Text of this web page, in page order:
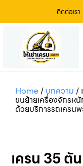
ติดต่อเรา
Home/ บทความ /
ขนย้ายเครื่องจักรหนั
ด้วยบริการรถเครน
เครน 35 ตั